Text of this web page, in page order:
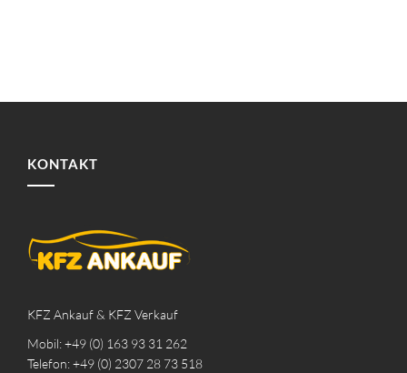
KONTAKT
KFZ Ankauf & KFZ Verkauf
Mobil: +49 (0) 163 93 31 262
Telefon: +49 (0) 2307 28 73 518